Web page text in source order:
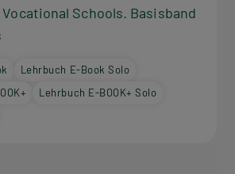
Schools. Basisband
Lehrbuch E-Book Solo
Lehrbuch E-BOOK+ Solo